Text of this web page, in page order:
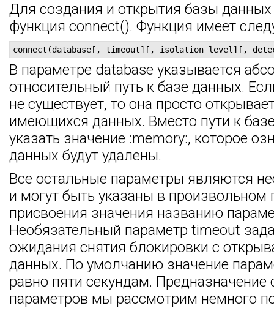
Для создания и открытия базы данных
функция connect(). Функция имеет
connect(database[, timeout][, isolation_level][,
В параметре database указывается
относительный путь к базе данных.
не существует, то она просто
имеющихся данных. Вместо пути к
указать значение :memory:, которое
данных будут удалены.
Все остальные параметры являются
и могут быть указаны в произвольном
присвоения значения названию
Необязательный параметр timeout
ожидания снятия блокировки с
данных. По умолчанию значение
равно пяти секундам. Предназначение
параметров мы рассмотрим немного